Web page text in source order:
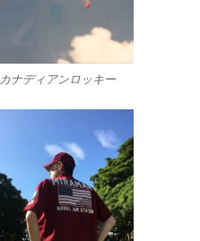
カナディアンロッキー